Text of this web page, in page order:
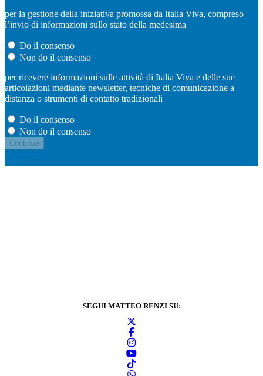
per la gestione della iniziativa promossa da Italia Viva, compreso
l’invio di informazioni sullo stato della medesima
Do il consenso
Non do il consenso
per ricevere informazioni sulle attività di Italia Viva e delle sue
articolazioni mediante newsletter, tecniche di comunicazione a
distanza o strumenti di contatto tradizionali
Do il consenso
Non do il consenso
SEGUI MATTEO RENZI SU: